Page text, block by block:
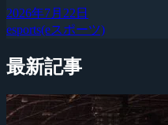
2026年7月22日
esports(eスポーツ)
最新記事